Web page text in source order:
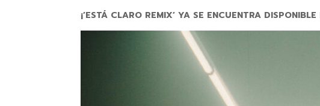
¡’ESTÁ CLARO REMIX’ YA SE ENCUENTRA